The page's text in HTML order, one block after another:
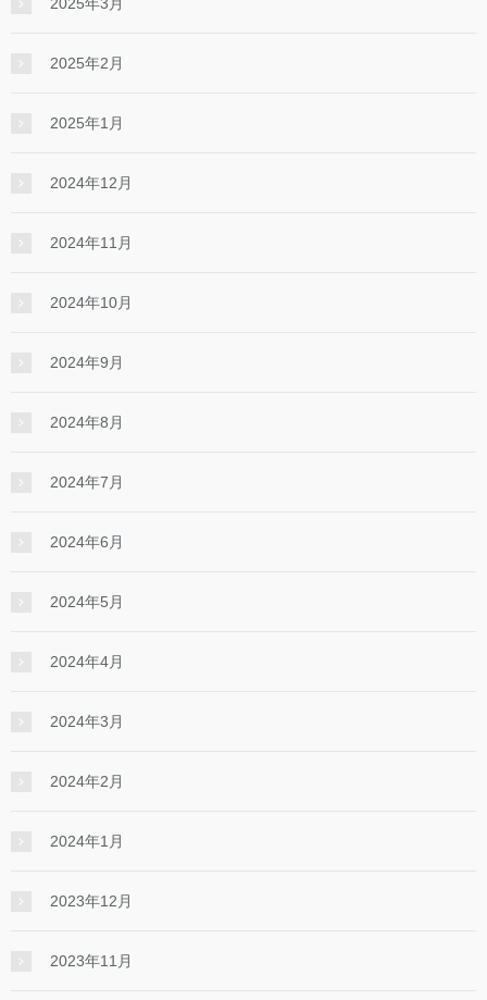
2025年2月
2025年1月
2024年12月
2024年11月
2024年10月
2024年9月
2024年8月
2024年7月
2024年6月
2024年5月
2024年4月
2024年3月
2024年2月
2024年1月
2023年12月
2023年11月